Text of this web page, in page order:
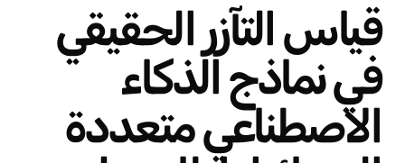
قياس التآزر الحقيقي
في نماذج الذكاء
الاصطناعي متعددة